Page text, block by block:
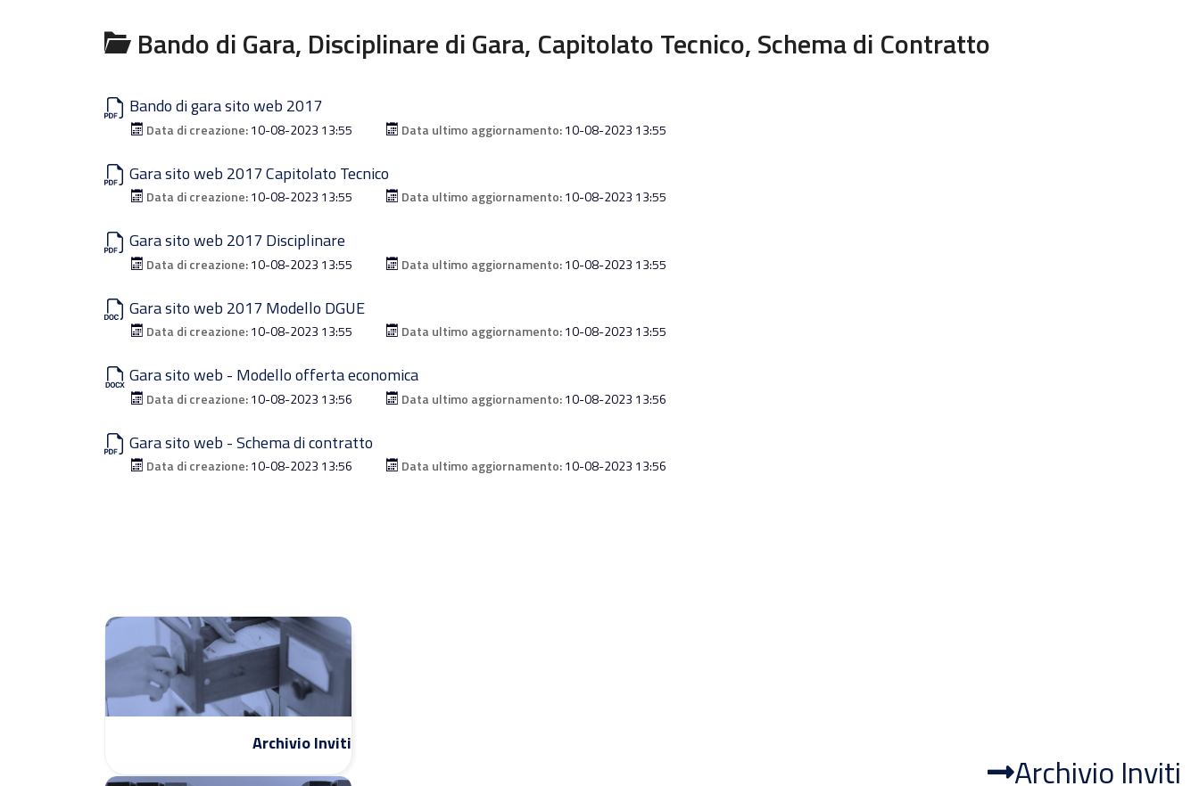
Bando di Gara, Disciplinare di Gara, Capitolato Tecnico, Schema di Contratto
Bando di gara sito web 2017
Data di creazione:10-08-2023 13:55 Data ultimo aggiornamento:10-08-2023 13:55
Gara sito web 2017 Capitolato Tecnico
Data di creazione:10-08-2023 13:55 Data ultimo aggiornamento:10-08-2023 13:55
Gara sito web 2017 Disciplinare
Data di creazione:10-08-2023 13:55 Data ultimo aggiornamento:10-08-2023 13:55
Gara sito web 2017 Modello DGUE
Data di creazione:10-08-2023 13:55 Data ultimo aggiornamento:10-08-2023 13:55
Gara sito web - Modello offerta economica
Data di creazione:10-08-2023 13:56 Data ultimo aggiornamento:10-08-2023 13:56
Gara sito web - Schema di contratto
Data di creazione:10-08-2023 13:56 Data ultimo aggiornamento:10-08-2023 13:56
Archivio Inviti
Archivio Inviti